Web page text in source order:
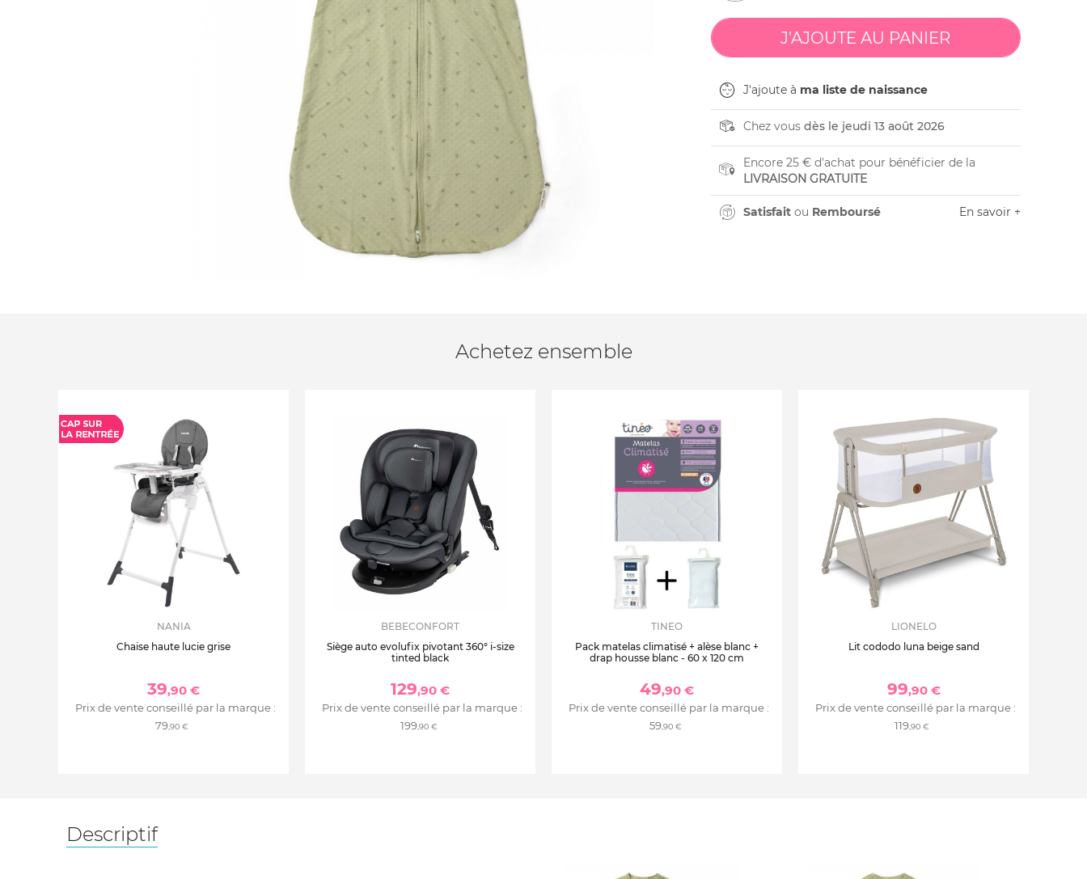
J'ajoute à ma liste de naissance
Chez vous dès le jeudi 13 août 2026
Encore 25 € d'achat pour bénéficier de la
LIVRAISON GRATUITE
Satisfaitou Remboursé En savoir +
Achetez ensemble
NANIA
Chaise haute lucie grise
39,90 €
Prix de vente conseillé par la marque :
79,90 €
BEBECONFORT
Siège auto evolufix pivotant 360° i-size
tinted black
129,90 €
Prix de vente conseillé par la marque :
199,90 €
TINEO
Pack matelas climatisé + alèse blanc +
drap housse blanc - 60 x 120 cm
49,90 €
Prix de vente conseillé par la marque :
59,90 €
LIONELO
Lit cododo luna beige sand
99,90 €
Prix de vente conseillé par la marque :
119,90 €
Descriptif